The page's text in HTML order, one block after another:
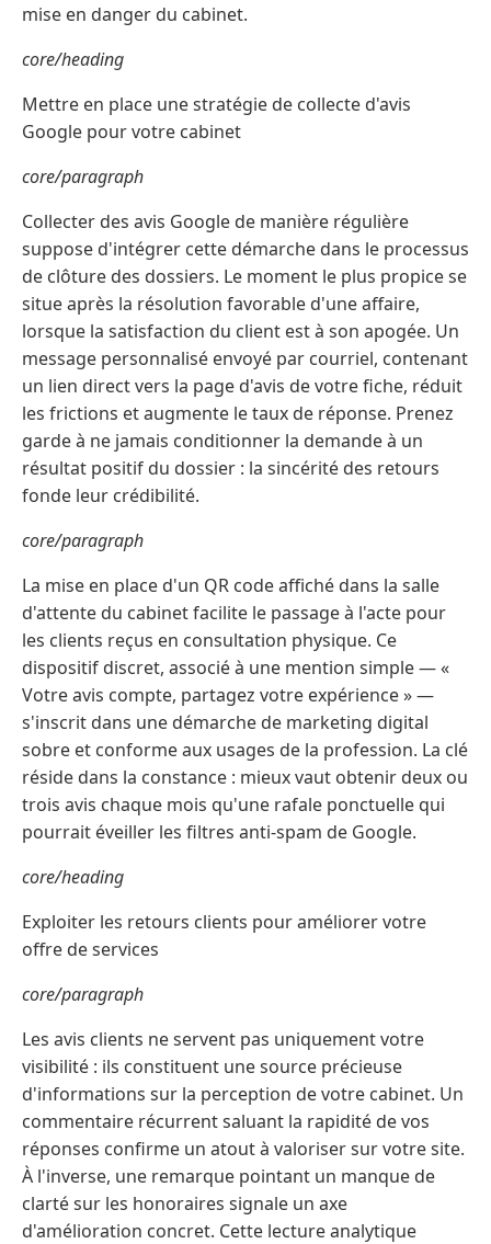
mise en danger du cabinet.
core/heading
Mettre en place une stratégie de collecte d'avis
Google pour votre cabinet
core/paragraph
Collecter des avis Google de manière régulière
suppose d'intégrer cette démarche dans le processus
de clôture des dossiers. Le moment le plus propice se
situe après la résolution favorable d'une affaire,
lorsque la satisfaction du client est à son apogée. Un
message personnalisé envoyé par courriel, contenant
un lien direct vers la page d'avis de votre fiche, réduit
les frictions et augmente le taux de réponse. Prenez
garde à ne jamais conditionner la demande à un
résultat positif du dossier : la sincérité des retours
fonde leur crédibilité.
core/paragraph
La mise en place d'un QR code affiché dans la salle
d'attente du cabinet facilite le passage à l'acte pour
les clients reçus en consultation physique. Ce
dispositif discret, associé à une mention simple — «
Votre avis compte, partagez votre expérience » —
s'inscrit dans une démarche de marketing digital
sobre et conforme aux usages de la profession. La clé
réside dans la constance : mieux vaut obtenir deux ou
trois avis chaque mois qu'une rafale ponctuelle qui
pourrait éveiller les filtres anti-spam de Google.
core/heading
Exploiter les retours clients pour améliorer votre
offre de services
core/paragraph
Les avis clients ne servent pas uniquement votre
visibilité : ils constituent une source précieuse
d'informations sur la perception de votre cabinet. Un
commentaire récurrent saluant la rapidité de vos
réponses confirme un atout à valoriser sur votre site.
À l'inverse, une remarque pointant un manque de
clarté sur les honoraires signale un axe
d'amélioration concret. Cette lecture analytique